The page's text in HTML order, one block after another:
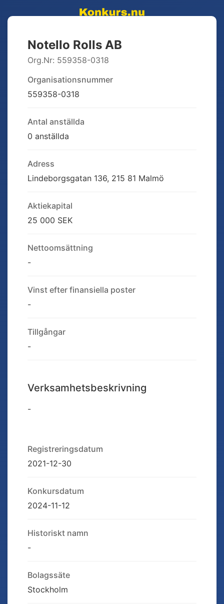
Notello Rolls AB
Org.Nr: 559358-0318
Organisationsnummer
559358-0318
Antal anställda
0 anställda
Adress
Lindeborgsgatan 136, 215 81 Malmö
Aktiekapital
25 000 SEK
Nettoomsättning
-
Vinst efter finansiella poster
-
Tillgångar
-
Verksamhetsbeskrivning
-
Registreringsdatum
2021-12-30
Konkursdatum
2024-11-12
Historiskt namn
-
Bolagssäte
Stockholm